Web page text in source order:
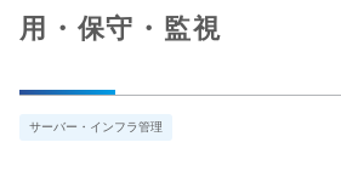
用・保守・監視
サーバー・インフラ管理